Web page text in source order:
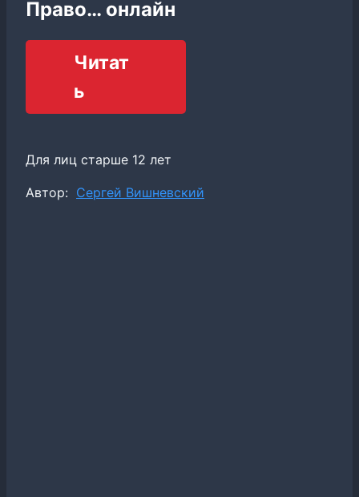
Право… онлайн
Читат
ь
Для лиц старше 12 лет
Метки
Автор: Сергей Вишневский